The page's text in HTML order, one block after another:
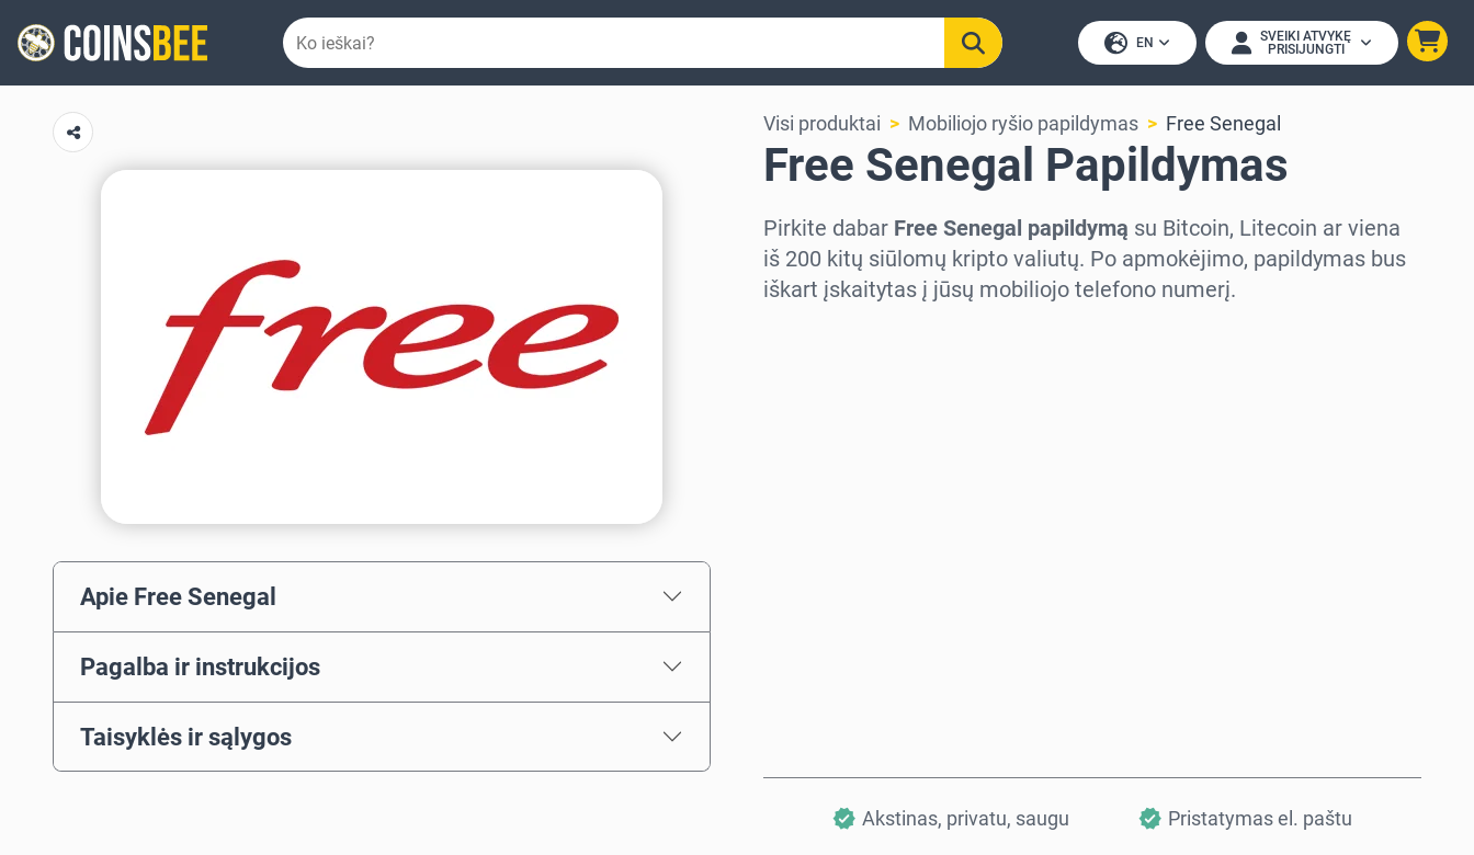
EN
SVEIKI ATVYKĘ
PRISIJUNGTI
Apie Free Senegal
Pagalba ir instrukcijos
Taisyklės ir sąlygos
Visi produktai Mobiliojo ryšio papildymas Free Senegal
Free Senegal Papildymas
Pirkite dabar Free Senegal papildymą su Bitcoin, Litecoin ar viena
iš 200 kitų siūlomų kripto valiutų. Po apmokėjimo, papildymas bus
iškart įskaitytas į jūsų mobiliojo telefono numerį.
Akstinas, privatu, saugu Pristatymas el. paštu